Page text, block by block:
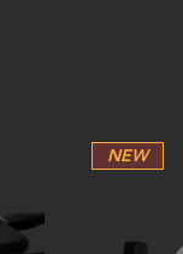
NEW